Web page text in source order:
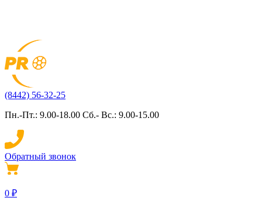
(8442) 56-32-25
Пн.-Пт.: 9.00-18.00 Сб.- Вс.: 9.00-15.00
Обратный звонок
0 ₽